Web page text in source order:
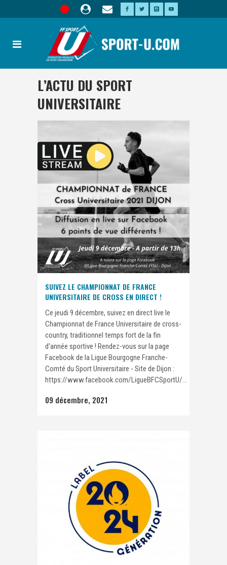
L’ACTU DU SPORT
UNIVERSITAIRE
SUIVEZ LE CHAMPIONNAT DE FRANCE
UNIVERSITAIRE DE CROSS EN DIRECT !
Ce jeudi 9 décembre, suivez en direct live le
Championnat de France Universitaire de cross-
country, traditionnel temps fort de la fin
d'année sportive ! Rendez-vous sur la page
Facebook de la Ligue Bourgogne Franche-
Comté du Sport Universitaire - Site de Dijon :
https://www.facebook.com/LigueBFCSportU/...
09 décembre, 2021